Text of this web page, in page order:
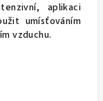
aplikaci
umísťováním
vzduchu.